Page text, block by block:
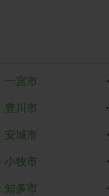
一宮市
豊川市
安城市 ・
小牧市 ・
知多市 ・